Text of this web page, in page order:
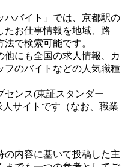
ハバイト」では、京都駅の
たお仕事情報を地域、路
で検索可能です。
にも全国の求人情報、カ
フのバイトなどの人気職種
センス(東証スタンダー
人サイトです（なお、職業
内容に基いて投稿した主